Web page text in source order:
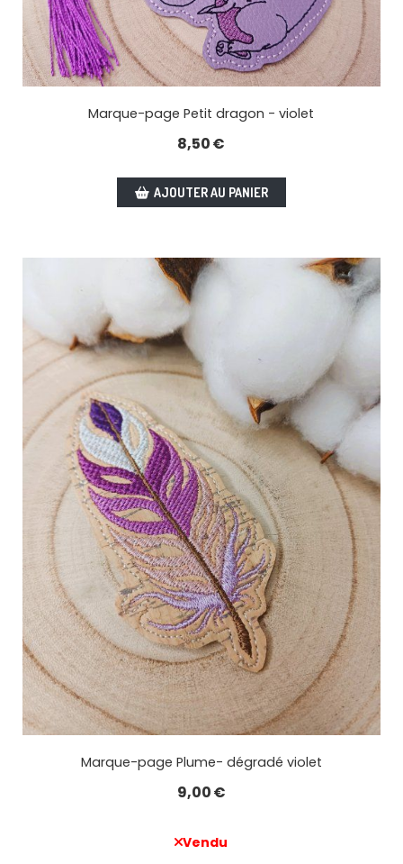
Marque-page Petit dragon - violet
8,50€
AJOUTER AU PANIER
Marque-page Plume- dégradé violet
9,00€
Vendu